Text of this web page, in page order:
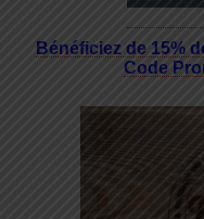
Bénéficiez de 15%
Code